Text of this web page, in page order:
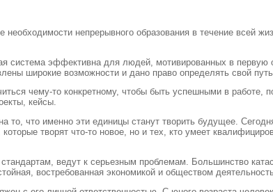
непрерывного образования в течение всей
система эффективна для людей, мотивированных в первую
широкие возможности и дано право определять свой путь.
чему-то конкретному, чтобы быть успешными в работе,
кейсы.
то, что именно эти единицы станут творить будущее.
творят что-то новое, но и тех, кто умеет
ведут к серьезным проблемам. Большинство
востребованная экономикой и обществом деятельность.